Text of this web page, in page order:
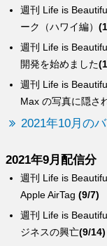
週刊 Life is
Max の写真に隠さ
週刊 Life is
開発を始めました
週刊 Life is
ーク（ハワイ編）
2021年10月の
2021年9月配信分
週刊 Life is
ジネスの興亡(9/14)
週刊 Life is
Apple AirTag(9/7)